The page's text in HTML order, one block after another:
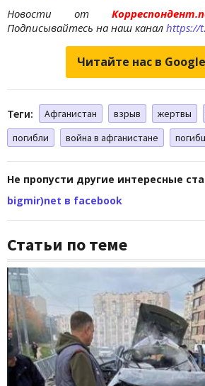
Новости от
Подписывайтесь на наш канал https://
Читайте нас в
Теги: Афганистан взрыв жертвы
погибли
война в афганистане
Не пропусти другие интересные
bigmir)net в facebook
Статьи по теме